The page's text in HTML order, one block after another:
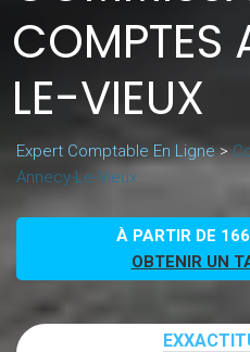
COMPTES
LE-VIEUX
Expert Comptable En Ligne>
Annecy-Le-Vieux
À PARTIR DE
OBTENIR UN